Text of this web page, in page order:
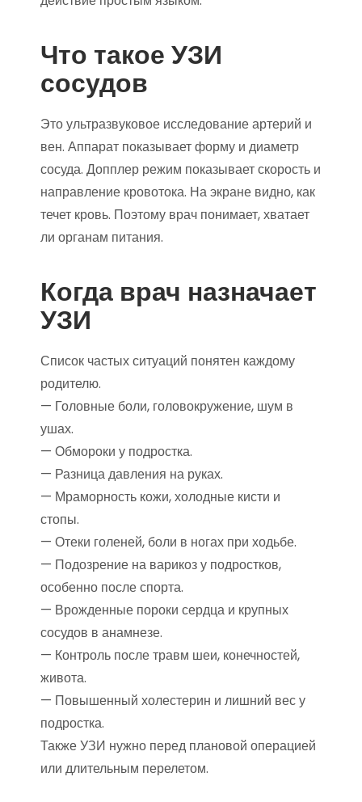
Что такое УЗИ
сосудов
Это ультразвуковое исследование артерий и
вен. Аппарат показывает форму и диаметр
сосуда. Допплер режим показывает скорость и
направление кровотока. На экране видно, как
течет кровь. Поэтому врач понимает, хватает
ли органам питания.
Когда врач назначает
УЗИ
Список частых ситуаций понятен каждому
родителю.
— Головные боли, головокружение, шум в
ушах.
— Обмороки у подростка.
— Разница давления на руках.
— Мраморность кожи, холодные кисти и
стопы.
— Отеки голеней, боли в ногах при ходьбе.
— Подозрение на варикоз у подростков,
особенно после спорта.
— Врожденные пороки сердца и крупных
сосудов в анамнезе.
— Контроль после травм шеи, конечностей,
живота.
— Повышенный холестерин и лишний вес у
подростка.
Также УЗИ нужно перед плановой операцией
или длительным перелетом.